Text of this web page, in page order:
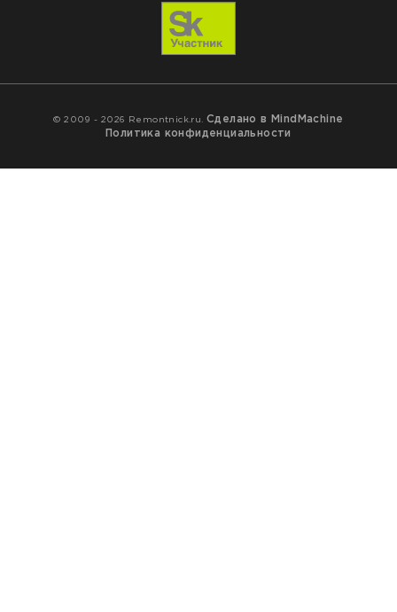
© 2009 - 2026 Remontnick.ru.Сделано в MindMachine
Политика конфиденциальности